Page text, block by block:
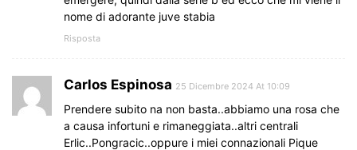
nome di adorante juve stabia
Risposta
Carlos Espinosa 25 Dicembre 2024 At 10:09
Prendere subito na non basta..abbiamo una rosa che
a causa infortuni e rimaneggiata..altri centrali
Erlic..Pongracic..oppure i miei connazionali Pique